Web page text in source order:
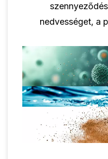
nedvességet, a
berendezések és
védelmére